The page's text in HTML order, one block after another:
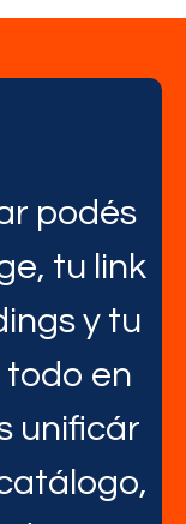
podés
tu link
y tu
todo en
unificár